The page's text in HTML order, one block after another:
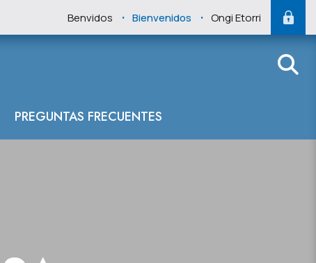
Benvidos . Bienvenidos . Ongi Etorri
PREGUNTAS FRECUENTES